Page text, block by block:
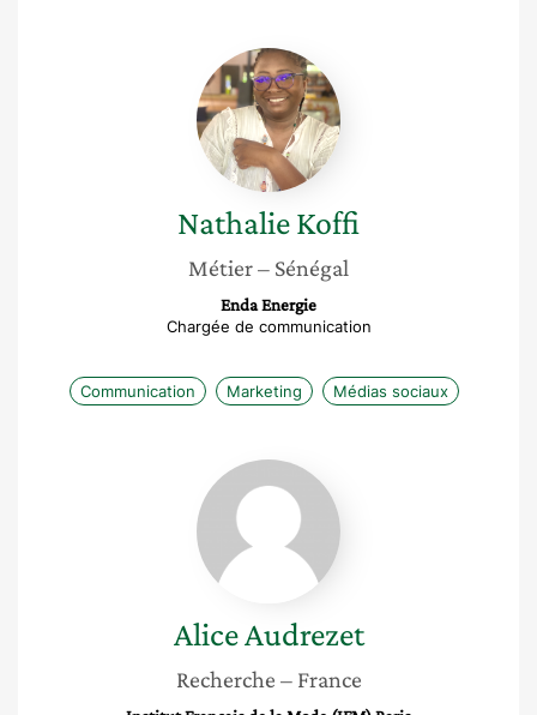
Nathalie
Koffi
NathalieKoffi
Métier– Sénégal
Enda Energie
Chargée de communication
Communication Marketing Médias sociaux
Alice
Audrezet
AliceAudrezet
Recherche – France